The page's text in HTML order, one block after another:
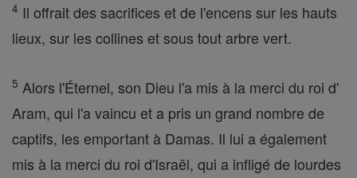
4 Il offrait des sacrifices et de l'encens sur les hauts
lieux, sur les collines et sous tout arbre vert.
5 Alors l'Éternel, son Dieu l'a mis à la merci du roi d'
Aram, qui l'a vaincu et a pris un grand nombre de
captifs, les emportant à Damas. Il lui a également
mis à la merci du roi d'Israël, qui a infligé de lourdes